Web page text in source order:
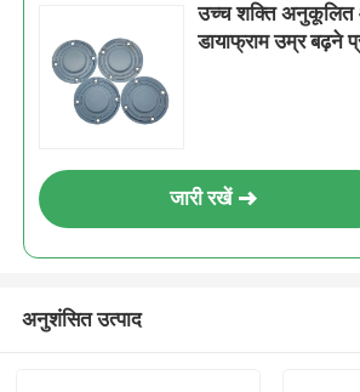
उच्च शक्ति अनुकूलित
डायाफ्राम उम्र बढ़ने
जारी रखें
अनुशंसित उत्पाद